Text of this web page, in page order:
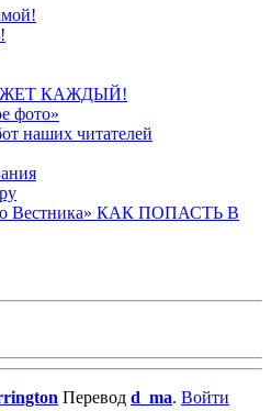
КАЖДЫЙ!
фото»
наших читателей
Вестника» КАК ПОПАСТЬ В
Перевод d_ma. Войти